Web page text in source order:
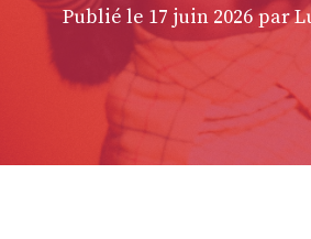
Publié le 17 juin 2026 par